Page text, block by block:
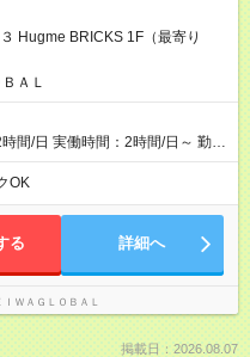
Hugme BRICKS 1F（最寄り
ＡＬ
間/日 実働時間：2時間/日～ 勤務
曜日/16～18時 ※勤務時間
金曜日以外でも系
き方があります。
OK
る 詳細へ
ＷＡＧＬＯＢＡＬ
掲載日：2026.08.07